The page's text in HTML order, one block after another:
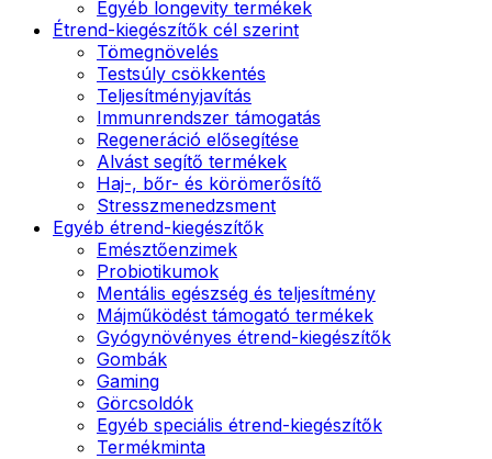
Egyéb longevity termékek
Étrend-kiegészítők cél szerint
Tömegnövelés
Testsúly csökkentés
Teljesítményjavítás
Immunrendszer támogatás
Regeneráció elősegítése
Alvást segítő termékek
Haj-, bőr- és körömerősítő
Stresszmenedzsment
Egyéb étrend-kiegészítők
Emésztőenzimek
Probiotikumok
Mentális egészség és teljesítmény
Májműködést támogató termékek
Gyógynövényes étrend-kiegészítők
Gombák
Gaming
Görcsoldók
Egyéb speciális étrend-kiegészítők
Termékminta